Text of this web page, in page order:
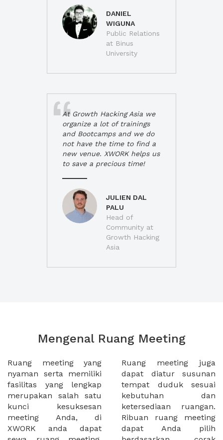
DANIEL
WIGUNA
Public Relations
at Binus
University
At Growth Hacking Asia we
organize a lot of trainings
and Bootcamps and we do
not have the time to find a
new venue. XWORK helps us
to save a precious time!
JULIEN DAL
PALU
Head of
Community at
Growth Hacking
Asia
Mengenal Ruang Meeting
Ruang meeting yang
nyaman serta memiliki
fasilitas yang lengkap
merupakan salah satu
kunci kesuksesan
meeting Anda, di
XWORK anda dapat
Ruang meeting juga
dapat diatur susunan
tempat duduk sesuai
kebutuhan dan
ketersediaan ruangan.
Ribuan ruang meeting
dapat Anda pilih